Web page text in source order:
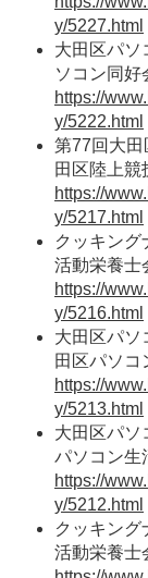
y/5227.html
大田区パソ
ソコン同好
https://
y/5222.html
第77回大田
田区陸上競
https://
y/5217.html
クッキング
活動栄養士
https://
y/5216.html
大田区パソ
田区パソコ
https://
y/5213.html
大田区パソ
パソコン生
https://
y/5212.html
クッキング
活動栄養士